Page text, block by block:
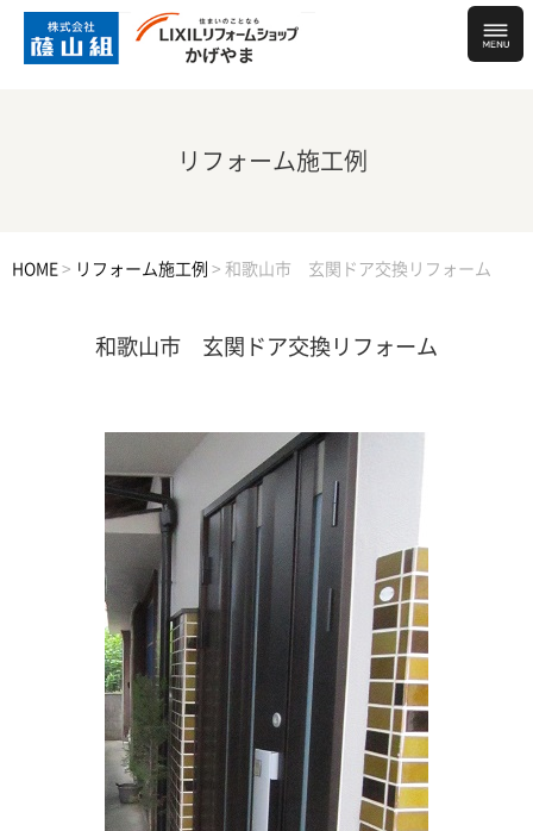
リフォーム施工例
HOME > リフォーム施工例 > 和歌山市 玄関ドア交換リフォーム
和歌山市 玄関ドア交換リフォーム